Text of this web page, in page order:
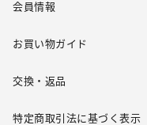
会員情報
お買い物ガイド
交換・返品
特定商取引法に基づく表示